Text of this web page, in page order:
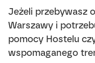
Jeżeli przebywasz
Warszawy i
pomocy Hostelu
wspomaganego